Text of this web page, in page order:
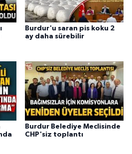
Burdur'u saran pis koku 2
ay daha sürebilir
Burdur Belediye Meclisinde
CHP'siz toplantı